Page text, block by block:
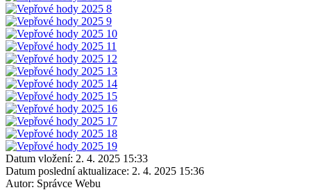
Datum vložení: 2. 4. 2025 15:33
Datum poslední aktualizace: 2. 4. 2025 15:36
Autor: Správce Webu